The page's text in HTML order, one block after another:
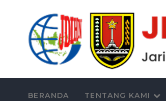
BERANDA TENTANG KAMI